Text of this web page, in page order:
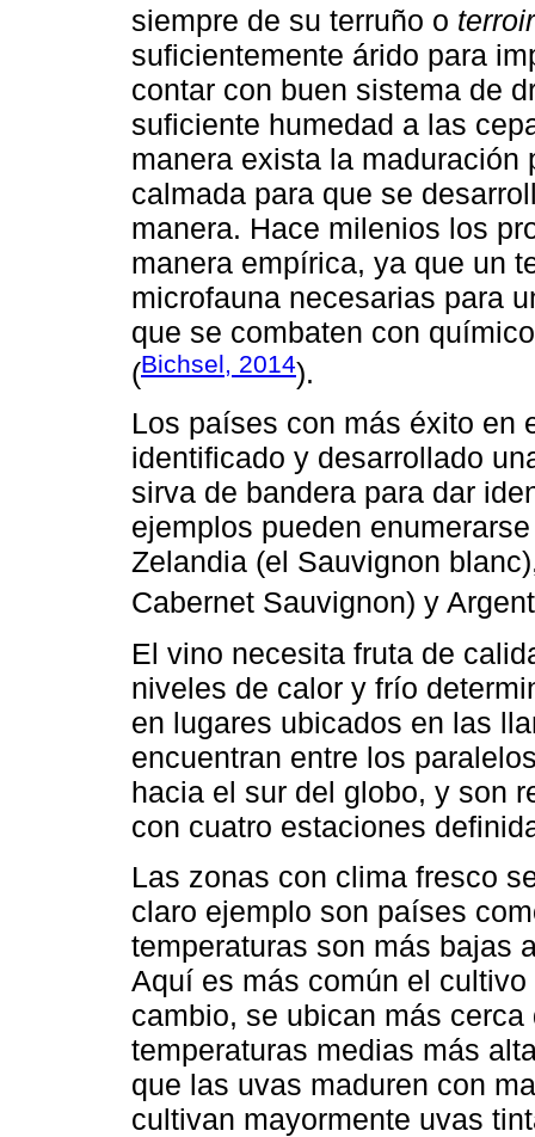
siempre de su terruño o terroir
suficientemente árido para
contar con buen sistema de
suficiente humedad a las
manera exista la maduración
calmada para que se
manera. Hace milenios los
manera empírica, ya que un
microfauna necesarias para
que se combaten con
(Bichsel, 2014).
Los países con más éxito en
identificado y desarrollado
sirva de bandera para dar
ejemplos pueden
Zelandia (el Sauvignon
Cabernet Sauvignon) y
El vino necesita fruta de
niveles de calor y frío
en lugares ubicados en las
encuentran entre los
hacia el sur del globo, y son
con cuatro estaciones
Las zonas con clima fresco
claro ejemplo son países
temperaturas son más bajas
Aquí es más común el
cambio, se ubican más
temperaturas medias más
que las uvas maduren con
cultivan mayormente uvas